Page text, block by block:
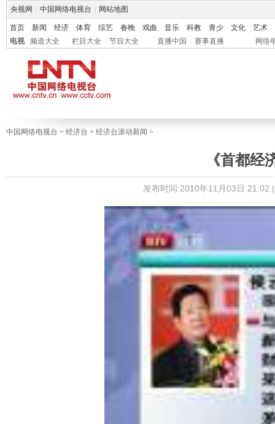
央视网 中国网络电视台 网站地图
首页 新闻 经济 体育 综艺 春晚 戏曲 音乐 科教 青少 文化
艺术
电视
频道大全 栏目大全 节目大全 直播中国 赛事直播 网络
中国网络电视台 > 经济台 > 经济台滚动新闻 >
《首都经
发布时间:2010年11月03日 21:02